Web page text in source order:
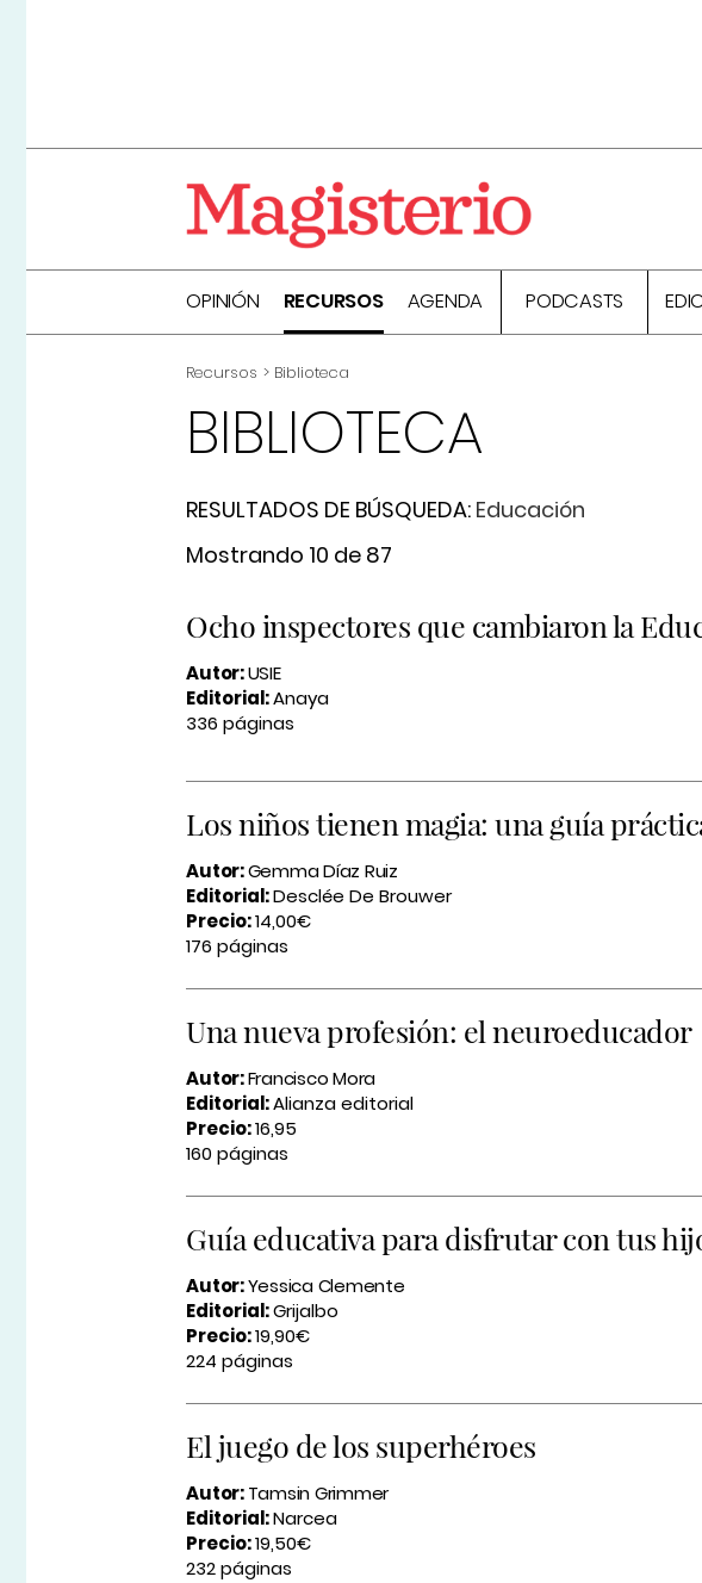
OPINIÓN RECURSOS AGENDA PODCASTS
Recursos Biblioteca
BIBLIOTECA
RESULTADOS DE BÚSQUEDA: Educación
Mostrando 10 de 87
Ocho inspectores que cambiaron la
Autor:USIE
Editorial:Anaya
336 páginas
Los niños tienen magia: una guía
Autor:Gemma Díaz Ruiz
Editorial:Desclée De Brouwer
Precio:14,00€
176 páginas
Una nueva profesión: el neuroeducador
Autor:Francisco Mora
Editorial:Alianza editorial
Precio:16,95
160 páginas
Guía educativa para disfrutar con tus
Autor:Yessica Clemente
Editorial:Grijalbo
Precio:19,90€
224 páginas
El juego de los superhéroes
Autor:Tamsin Grimmer
Editorial:Narcea
Precio:19,50€
232 páginas